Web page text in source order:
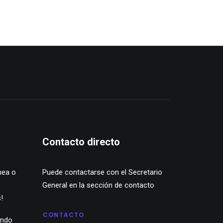
o
Contacto directo
Puede contactarse con el Secretario
General en la sección de contacto
CONTACTO